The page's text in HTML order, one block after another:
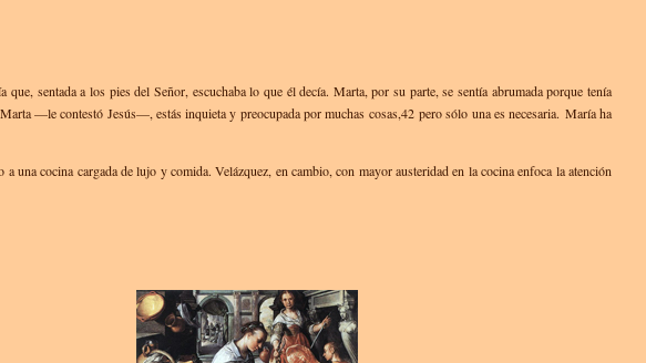
sentada a los pies del Señor, escuchaba lo que él decía. Marta, por su parte, se sentía abrumada porque tenía
—le contestó Jesús—, estás inquieta y preocupada por muchas cosas,42 pero sólo una es necesaria. María ha
cocina cargada de lujo y comida. Velázquez, en cambio, con mayor austeridad en la cocina enfoca la atención